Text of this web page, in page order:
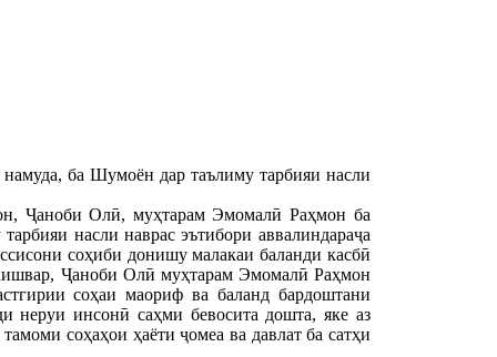
ба Шумоён дар таълиму тарбияи насли
Ҷаноби Олӣ, муҳтарам Эмомалӣ Раҳмон ба
насли наврас эътибори аввалиндараҷа
соҳиби донишу малакаи баланди касбӣ
Ҷаноби Олӣ муҳтарам Эмомалӣ Раҳмон
соҳаи маориф ва баланд бардоштани
неруи инсонӣ саҳми бевосита дошта, яке аз
соҳаҳои ҳаёти ҷомеа ва давлат ба сатҳи